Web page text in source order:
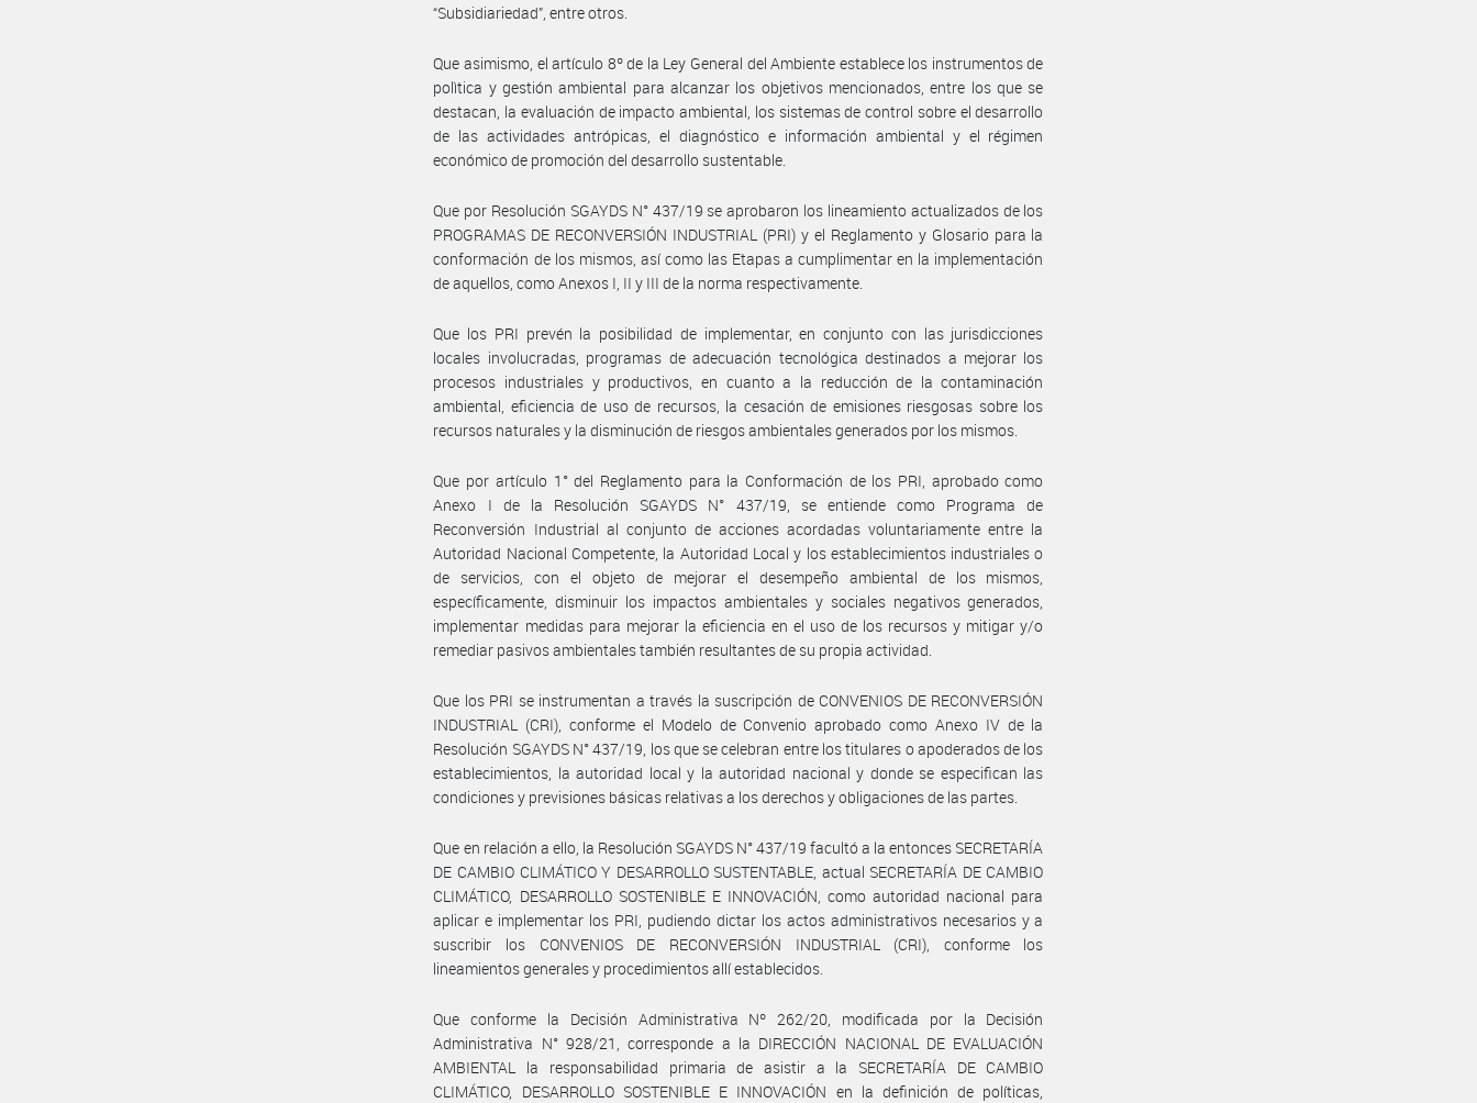
“Subsidiariedad”, entre otros.
Que asimismo, el artículo 8º de la Ley General del Ambiente establece los instrumentos de
polìtica y gestión ambiental para alcanzar los objetivos mencionados, entre los que se
destacan, la evaluación de impacto ambiental, los sistemas de control sobre el desarrollo
de las actividades antrópicas, el diagnóstico e información ambiental y el régimen
económico de promoción del desarrollo sustentable.
Que por Resolución SGAYDS N° 437/19 se aprobaron los lineamiento actualizados de los
PROGRAMAS DE RECONVERSIÓN INDUSTRIAL (PRI) y el Reglamento y Glosario para la
conformación de los mismos, así como las Etapas a cumplimentar en la implementación
de aquellos, como Anexos I, II y III de la norma respectivamente.
Que los PRI prevén la posibilidad de implementar, en conjunto con las jurisdicciones
locales involucradas, programas de adecuación tecnológica destinados a mejorar los
procesos industriales y productivos, en cuanto a la reducción de la contaminación
ambiental, eficiencia de uso de recursos, la cesación de emisiones riesgosas sobre los
recursos naturales y la disminución de riesgos ambientales generados por los mismos.
Que por artículo 1° del Reglamento para la Conformación de los PRI, aprobado como
Anexo I de la Resolución SGAYDS N° 437/19, se entiende como Programa de
Reconversión Industrial al conjunto de acciones acordadas voluntariamente entre la
Autoridad Nacional Competente, la Autoridad Local y los establecimientos industriales o
de servicios, con el objeto de mejorar el desempeño ambiental de los mismos,
específicamente, disminuir los impactos ambientales y sociales negativos generados,
implementar medidas para mejorar la eficiencia en el uso de los recursos y mitigar y/o
remediar pasivos ambientales también resultantes de su propia actividad.
Que los PRI se instrumentan a través la suscripción de CONVENIOS DE RECONVERSIÓN
INDUSTRIAL (CRI), conforme el Modelo de Convenio aprobado como Anexo IV de la
Resolución SGAYDS N° 437/19, los que se celebran entre los titulares o apoderados de los
establecimientos, la autoridad local y la autoridad nacional y donde se especifican las
condiciones y previsiones básicas relativas a los derechos y obligaciones de las partes.
Que en relación a ello, la Resolución SGAYDS N° 437/19 facultó a la entonces SECRETARÍA
DE CAMBIO CLIMÁTICO Y DESARROLLO SUSTENTABLE, actual SECRETARÍA DE CAMBIO
CLIMÁTICO, DESARROLLO SOSTENIBLE E INNOVACIÓN, como autoridad nacional para
aplicar e implementar los PRI, pudiendo dictar los actos administrativos necesarios y a
suscribir los CONVENIOS DE RECONVERSIÓN INDUSTRIAL (CRI), conforme los
lineamientos generales y procedimientos allí establecidos.
Que conforme la Decisión Administrativa Nº 262/20, modificada por la Decisión
Administrativa N° 928/21, corresponde a la DIRECCIÓN NACIONAL DE EVALUACIÓN
AMBIENTAL la responsabilidad primaria de asistir a la SECRETARÍA DE CAMBIO
CLIMÁTICO, DESARROLLO SOSTENIBLE E INNOVACIÓN en la definición de políticas,